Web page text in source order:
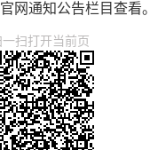
网通知公告栏目查看。
一扫打开当前页